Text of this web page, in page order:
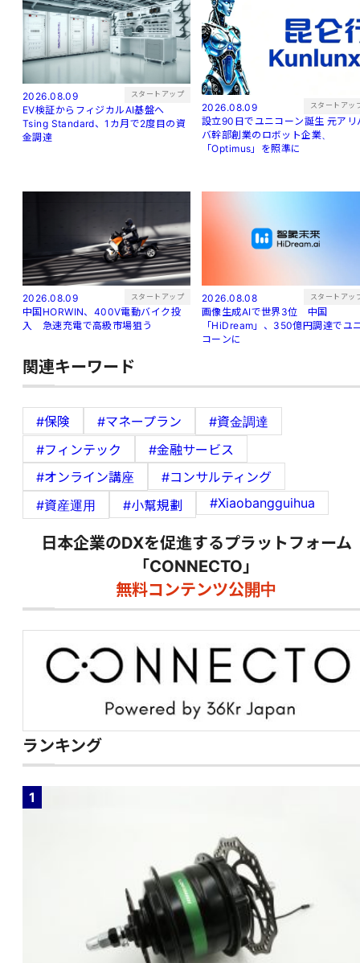
2026.08.09 スタートアップ
EV検証からフィジカルAI基盤へ
Tsing Standard、1カ月で2度目の資
金調達
2026.08.09 スタートアッ
設立90日でユニコーン誕生 元アリバ
バ幹部創業のロボット企業、
「Optimus」を照準に
2026.08.09 スタートアップ
中国HORWIN、400V電動バイク投
入 急速充電で高級市場狙う
2026.08.08 スタートアッ
画像生成AIで世界3位 中国
「HiDream」、350億円調達でユ
コーンに
関連キーワード
#保険 #マネープラン
#資金調達
#フィンテック
#金融サービス
#オンライン講座
#コンサルティング
#資産運用
#小幫規劃 #Xiaobangguihua
日本企業のDXを促進するプラットフォーム
「CONNECTO」
無料コンテンツ公開中
ランキング
1